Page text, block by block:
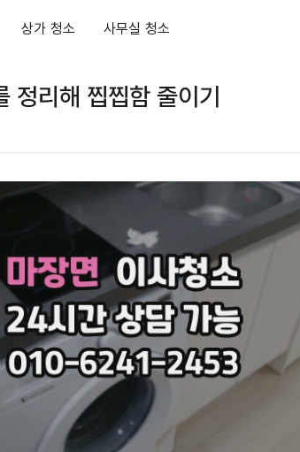
상가 청소 사무실 청소
정리해 찝찝함 줄이기